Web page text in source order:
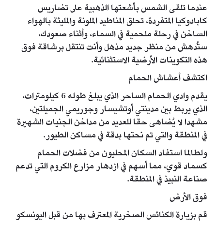
عندما تلقى الشمس بأشعتها الذهبية على تضاريس
كابادوكيا المتفردة، تحلق المناطيد الملونة والمليئة بالهواء
الساخن في رحلة ملحمية في السماء، وأثناء صعودك،
ستُدهش من منظر جديد مذهل وأنت تنتقل برشاقة فوق
هذه التكوينات الأرضية الاستثنائية.
اكتشف أعشاش الحمام
يقدم وادي الحمام الساحر الذي يبلغ طوله 6 كيلومترات،
الذي يربط بين مدينتي أوتشيسار وجوريمي الجميلتين،
مشهدا لا يُضاهى حقا للعديد من مداخن الجنيات الشهيرة
في المنطقة والتي تم نحتها بدقة في مساكن الطيور.
ولطالما استفاد السكان المحليون من فضلات الحمام
كسماد قوي، مما أسهم في ازدهار مزارع الكروم التي تدعم
صناعة النبيذ في المنطقة.
فوق الأرض
قم بزيارة الكنائس الصخرية المعترف بها من قبل اليونسكو